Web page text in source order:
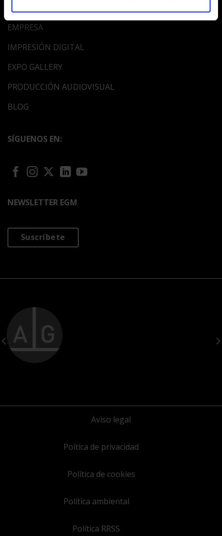
EMPRESA
IMPRESIÓN DIGITAL
EXPO GALLERY
PRODUCCIÓN AUDIOVISUAL
BLOG
SÍGUENOS EN:
NEWSLETTER EGM
Suscríbete
Aviso legal
Poítica de privacidad
Política de cookies
Política ambiental
Política RRSS